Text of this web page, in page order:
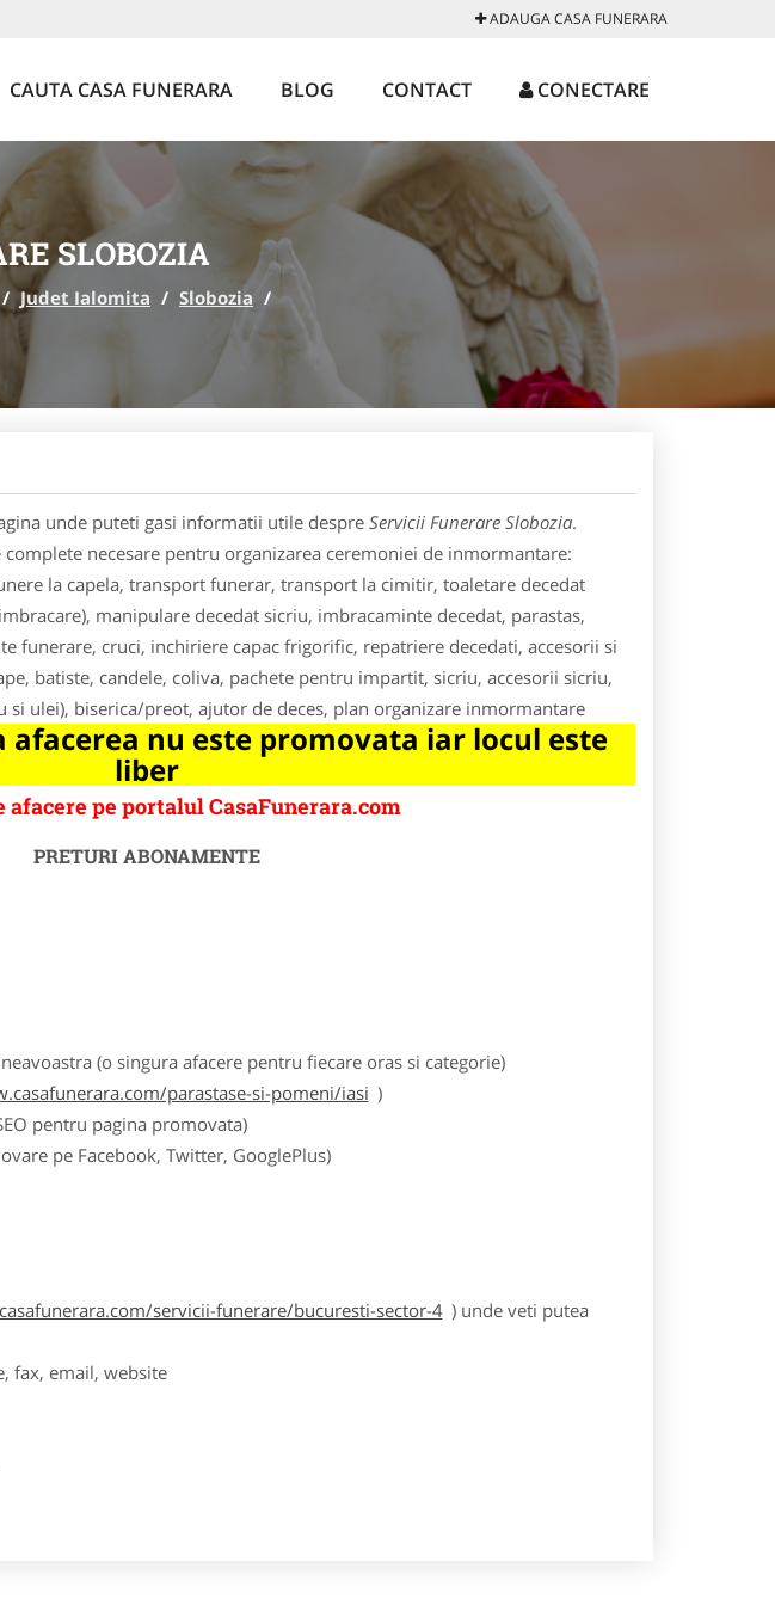
ADAUGA CASA FUNERARA
CAUTA CASA FUNERARA BLOG CONTACT CONECTARE
SLOBOZIA
Judet Ialomita / Slobozia /
unde puteti gasi informatii utile despre Servicii Funerare Slobozia.
necesare pentru organizarea ceremoniei de inmormantare:
la capela, transport funerar, transport la cimitir, toaletare decedat
manipulare decedat sicriu, imbracaminte decedat, parastas,
funerare, cruci, inchiriere capac frigorific, repatriere decedati, accesorii si
batiste, candele, coliva, pachete pentru impartit, sicriu, accesorii sicriu,
si ulei), biserica/preot, ajutor de deces, plan organizare inmormantare
afacerea nu este promovata iar locul este
liber
afacere pe portalul CasaFunerara.com
PRETURI ABONAMENTE
(o singura afacere pentru fiecare oras si categorie)
parastase-si-pomeni/iasi )
pentru pagina promovata)
pe Facebook, Twitter, GooglePlus)
servicii-funerare/bucuresti-sector-4 ) unde veti putea
fax, email, website